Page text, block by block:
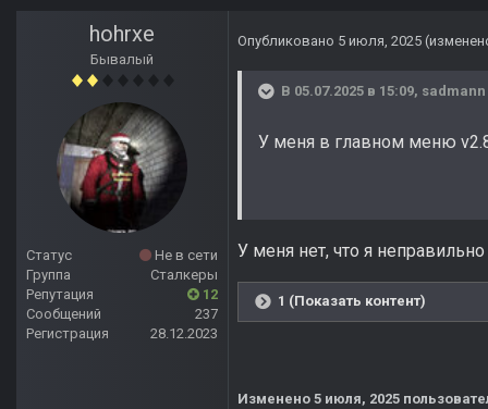
hohrxe
Бывалый
Статус
Не в сети
Группа
Сталкеры
Репутация
12
Сообщений
237
Регистрация
28.12.2023
Опубликовано 5 июля, 2025
В 05.07.2025 в 15:09, sadmann
У меня в главном меню
У меня нет, что я
1 (Показать контент)
Изменено 5 июля, 2025